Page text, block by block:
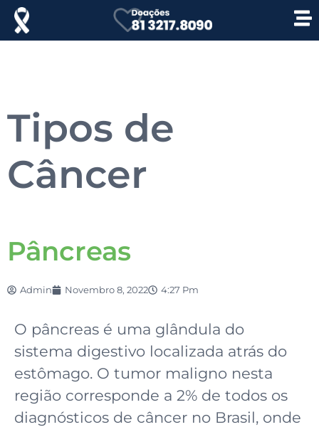
Tipos de
Câncer
Pâncreas
Admin Novembro 8, 2022 4:27 Pm
O pâncreas é uma glândula do
sistema digestivo localizada atrás do
estômago. O tumor maligno nesta
região corresponde a 2% de todos os
diagnósticos de câncer no Brasil, onde